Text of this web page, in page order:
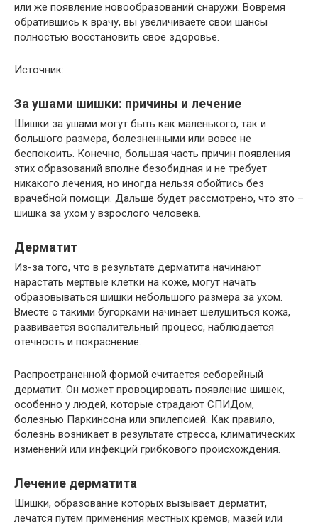
или же появление новообразований снаружи. Вовремя
обратившись к врачу, вы увеличиваете свои шансы
полностью восстановить свое здоровье.
Источник:
За ушами шишки: причины и лечение
Шишки за ушами могут быть как маленького, так и
большого размера, болезненными или вовсе не
беспокоить. Конечно, большая часть причин появления
этих образований вполне безобидная и не требует
никакого лечения, но иногда нельзя обойтись без
врачебной помощи. Дальше будет рассмотрено, что это –
шишка за ухом у взрослого человека.
Дерматит
Из-за того, что в результате дерматита начинают
нарастать мертвые клетки на коже, могут начать
образовываться шишки небольшого размера за ухом.
Вместе с такими бугорками начинает шелушиться кожа,
развивается воспалительный процесс, наблюдается
отечность и покраснение.
Распространенной формой считается себорейный
дерматит. Он может провоцировать появление шишек,
особенно у людей, которые страдают СПИДом,
болезнью Паркинсона или эпилепсией. Как правило,
болезнь возникает в результате стресса, климатических
изменений или инфекций грибкового происхождения.
Лечение дерматита
Шишки, образование которых вызывает дерматит,
лечатся путем применения местных кремов, мазей или